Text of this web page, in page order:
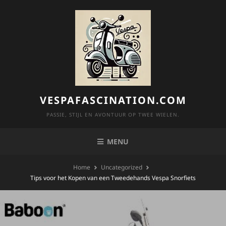
VESPAFASCINATION.COM
PASSIE, STIJL EN AVONTUUR OP TWEE WIELEN.
MENU
Home
Uncategorized
Tips voor het Kopen van een Tweedehands Vespa Snorfiets